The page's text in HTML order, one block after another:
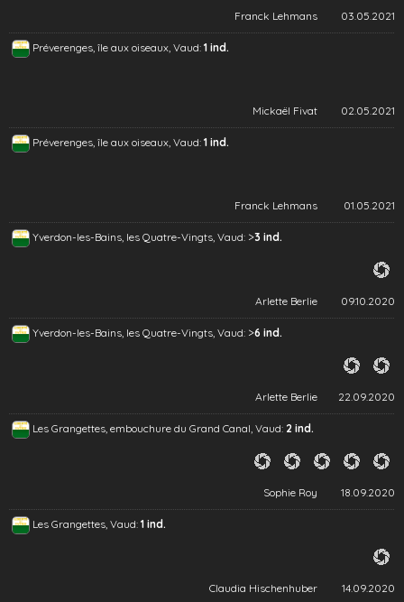
Franck Lehmans 03.05.2021
Préverenges, île aux oiseaux, Vaud: 1 ind.
Mickaël Fivat 02.05.2021
Préverenges, île aux oiseaux, Vaud: 1 ind.
Franck Lehmans 01.05.2021
Yverdon-les-Bains, les Quatre-Vingts, Vaud: >3 ind.
Arlette Berlie 09.10.2020
Yverdon-les-Bains, les Quatre-Vingts, Vaud: >6 ind.
Arlette Berlie 22.09.2020
Les Grangettes, embouchure du Grand Canal, Vaud: 2 ind.
Sophie Roy 18.09.2020
Les Grangettes, Vaud: 1 ind.
Claudia Hischenhuber 14.09.2020